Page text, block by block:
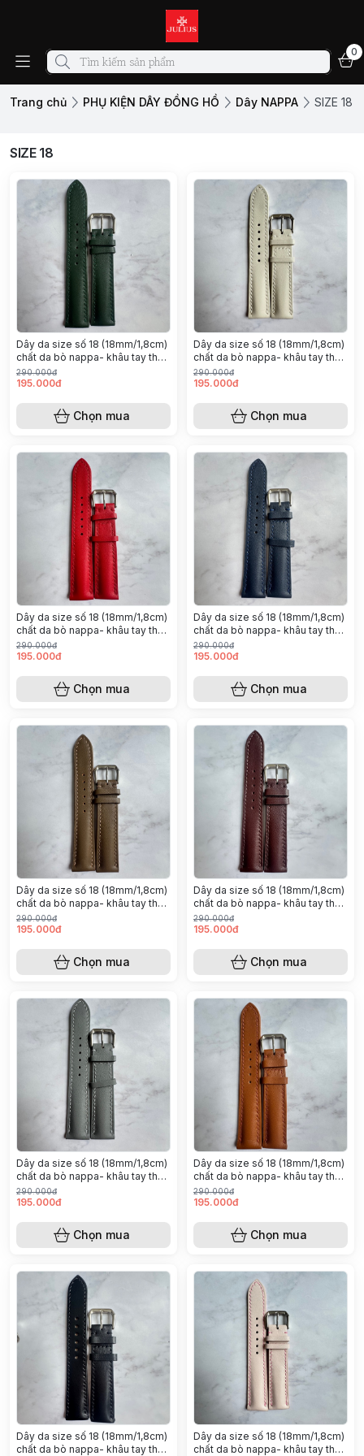
0
Trang chủ PHỤ KIỆN DÂY ĐỒNG HỒ Dây NAPPA SIZE 18
SIZE 18
￼Dây da size số 18 (18mm/1,8cm)
chất da bò nappa- khâu tay thủ
công (Màu xanh lá đậm)
290.000đ
195.000đ
Chọn mua
￼Dây da size số 18 (18mm/1,8cm)
chất da bò nappa- khâu tay thủ
công (Màu trắng)
290.000đ
195.000đ
Chọn mua
￼Dây da size số 18 (18mm/1,8cm)
chất da bò nappa- khâu tay thủ
công (Màu đỏ)
290.000đ
195.000đ
Chọn mua
￼Dây da size số 18 (18mm/1,8cm)
chất da bò nappa- khâu tay thủ
công (Màu xanh navy)
290.000đ
195.000đ
Chọn mua
￼Dây da size số 18 (18mm/1,8cm)
chất da bò nappa- khâu tay thủ
công (Màu nâu Etoupe)
290.000đ
195.000đ
Chọn mua
￼Dây da size số 18 (18mm/1,8cm)
chất da bò nappa- khâu tay thủ
công (Màu nâu cà phê)
290.000đ
195.000đ
Chọn mua
￼Dây da size số 18 (18mm/1,8cm)
chất da bò nappa- khâu tay thủ
công (Màu xám đậm)
290.000đ
195.000đ
Chọn mua
￼Dây da size số 18 (18mm/1,8cm)
chất da bò nappa- khâu tay thủ
công (Màu nâu bò)
290.000đ
195.000đ
Chọn mua
￼Dây da size số 18 (18mm/1,8cm)
chất da bò nappa- khâu tay thủ
￼Dây da size số 18 (18mm/1,8cm)
chất da bò nappa- khâu tay thủ